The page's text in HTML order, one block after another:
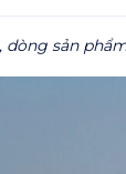
dòng sản